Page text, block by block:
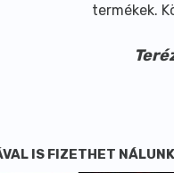
termékek.
IS FIZETHET